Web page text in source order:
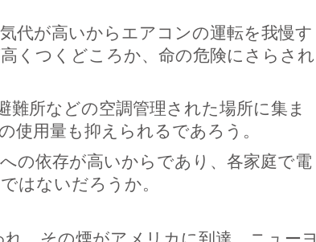
代が高いからエアコンの運転を我慢す
くつくどころか、命の危険にさらされ
所などの空調管理された場所に集ま
使用量も抑えられるであろう。
の依存が高いからであり、各家庭で電
はないだろうか。